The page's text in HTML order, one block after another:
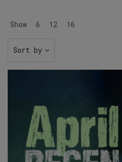
Show 6 12 16
Sort by